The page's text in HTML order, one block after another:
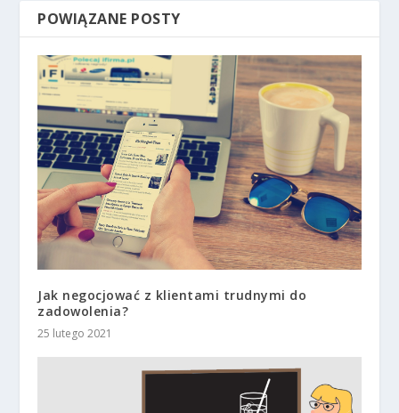
POWIĄZANE POSTY
Jak negocjować z klientami trudnymi do
zadowolenia?
25 lutego 2021